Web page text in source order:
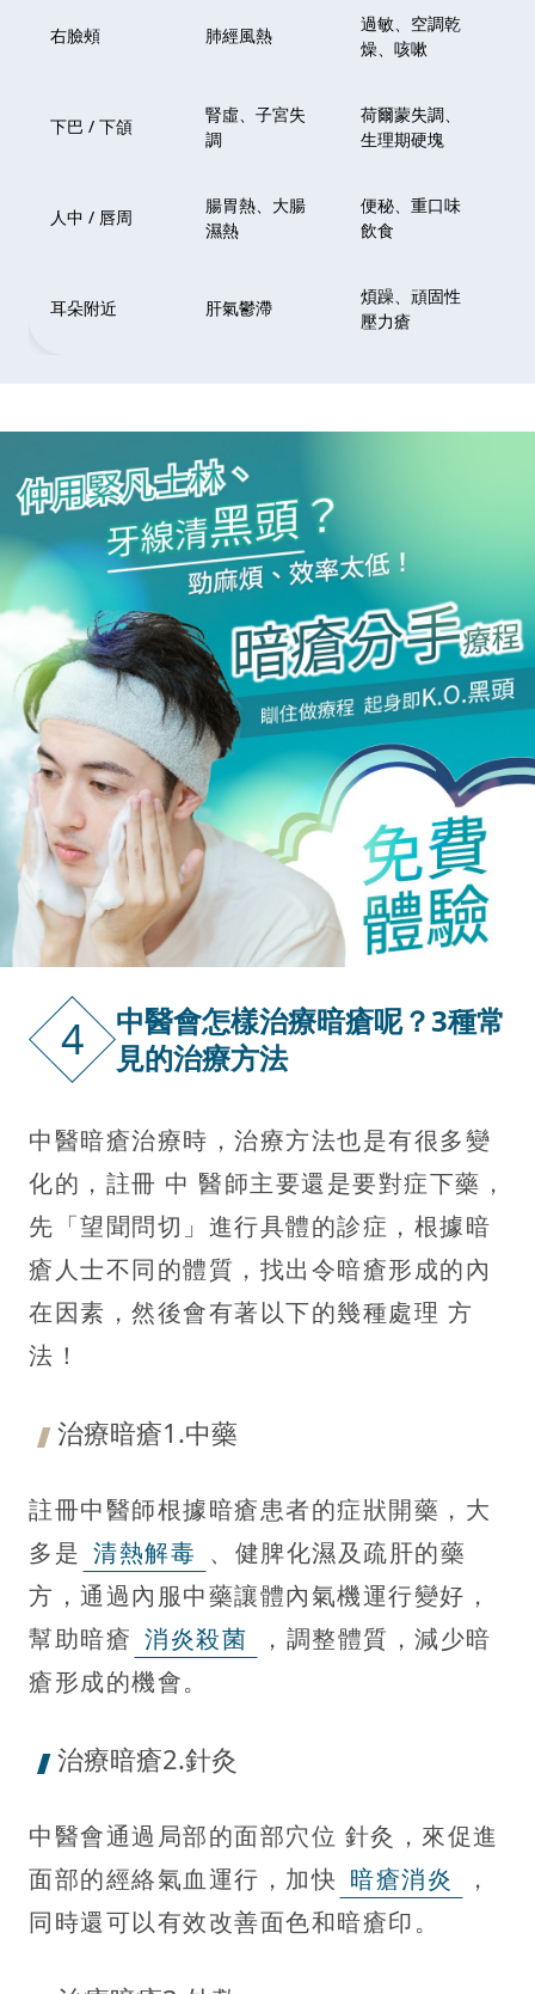
右臉頰 肺經風熱
過敏、空調乾
燥、咳嗽
下巴 / 下頜
腎虛、子宮失
調
荷爾蒙失調、
生理期硬塊
人中 / 唇周
腸胃熱、大腸
濕熱
便秘、重口味
飲食
耳朵附近 肝氣鬱滯
煩躁、頑固性
壓力瘡
4
中醫會怎樣治療暗瘡呢？3種常
見的治療方法
中醫暗瘡治療時，治療方法也是有很多變
化的，註冊 中 醫師主要還是要對症下藥，
先「望聞問切」進行具體的診症，根據暗
瘡人士不同的體質，找出令暗瘡形成的內
在因素，然後會有著以下的幾種處理 方
法！
治療暗瘡1.中藥
註冊中醫師根據暗瘡患者的症狀開藥，大
多是 清熱解毒 、健脾化濕及疏肝的藥
方，通過內服中藥讓體內氣機運行變好，
幫助暗瘡 消炎殺菌
，調整體質，減少暗
瘡形成的機會。
治療暗瘡2.針灸
中醫會通過局部的面部穴位 針灸，來促進
面部的經絡氣血運行，加快 暗瘡消炎
，
同時還可以有效改善面色和暗瘡印。